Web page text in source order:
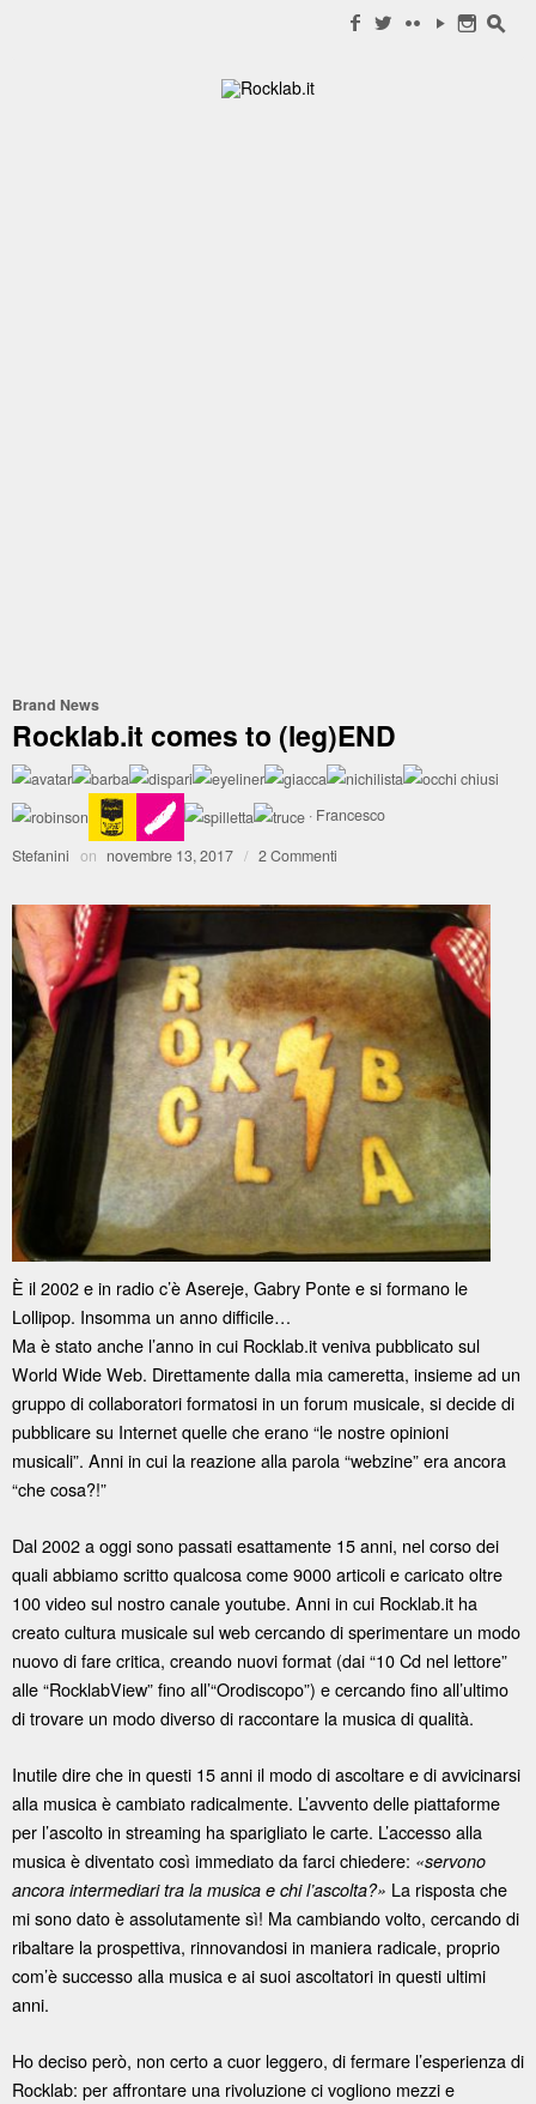
f w c y n s
Brand News
Rocklab.it comes to (leg)END
· Francesco
Stefanini on novembre 13, 2017 / 2 Commenti
È il 2002 e in radio c’è Asereje, Gabry Ponte e si formano le
Lollipop. Insomma un anno difficile…
Ma è stato anche l’anno in cui Rocklab.it veniva pubblicato sul
World Wide Web. Direttamente dalla mia cameretta, insieme ad un
gruppo di collaboratori formatosi in un forum musicale, si decide di
pubblicare su Internet quelle che erano “le nostre opinioni
musicali”. Anni in cui la reazione alla parola “webzine” era ancora
“che cosa?!”
Dal 2002 a oggi sono passati esattamente 15 anni, nel corso dei
quali abbiamo scritto qualcosa come 9000 articoli e caricato oltre
100 video sul nostro canale youtube. Anni in cui Rocklab.it ha
creato cultura musicale sul web cercando di sperimentare un modo
nuovo di fare critica, creando nuovi format (dai “10 Cd nel lettore”
alle “RocklabView” fino all’“Orodiscopo”) e cercando fino all’ultimo
di trovare un modo diverso di raccontare la musica di qualità.
Inutile dire che in questi 15 anni il modo di ascoltare e di avvicinarsi
alla musica è cambiato radicalmente. L’avvento delle piattaforme
per l’ascolto in streaming ha sparigliato le carte. L’accesso alla
musica è diventato così immediato da farci chiedere: «servono
ancora intermediari tra la musica e chi l’ascolta?» La risposta che
mi sono dato è assolutamente sì! Ma cambiando volto, cercando di
ribaltare la prospettiva, rinnovandosi in maniera radicale, proprio
com’è successo alla musica e ai suoi ascoltatori in questi ultimi
anni.
Ho deciso però, non certo a cuor leggero, di fermare l’esperienza di
Rocklab: per affrontare una rivoluzione ci vogliono mezzi e